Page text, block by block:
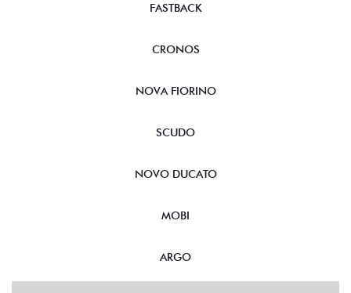
FASTBACK
CRONOS
NOVA FIORINO
SCUDO
NOVO DUCATO
MOBI
ARGO